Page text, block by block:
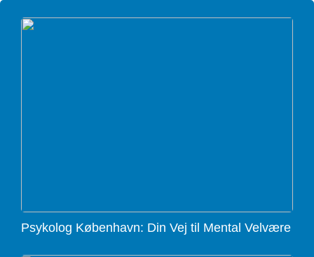
Psykolog København: Din Vej til Mental Velvære